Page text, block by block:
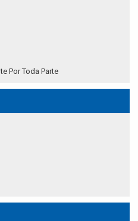
Por Toda Parte